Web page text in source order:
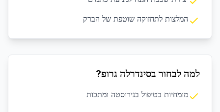
המלצות לתחזוקה שוטפת של הברק
למה לבחור בסינדרלה גרופ?
מומחיות בטיפול בנירוסטה ומתכות